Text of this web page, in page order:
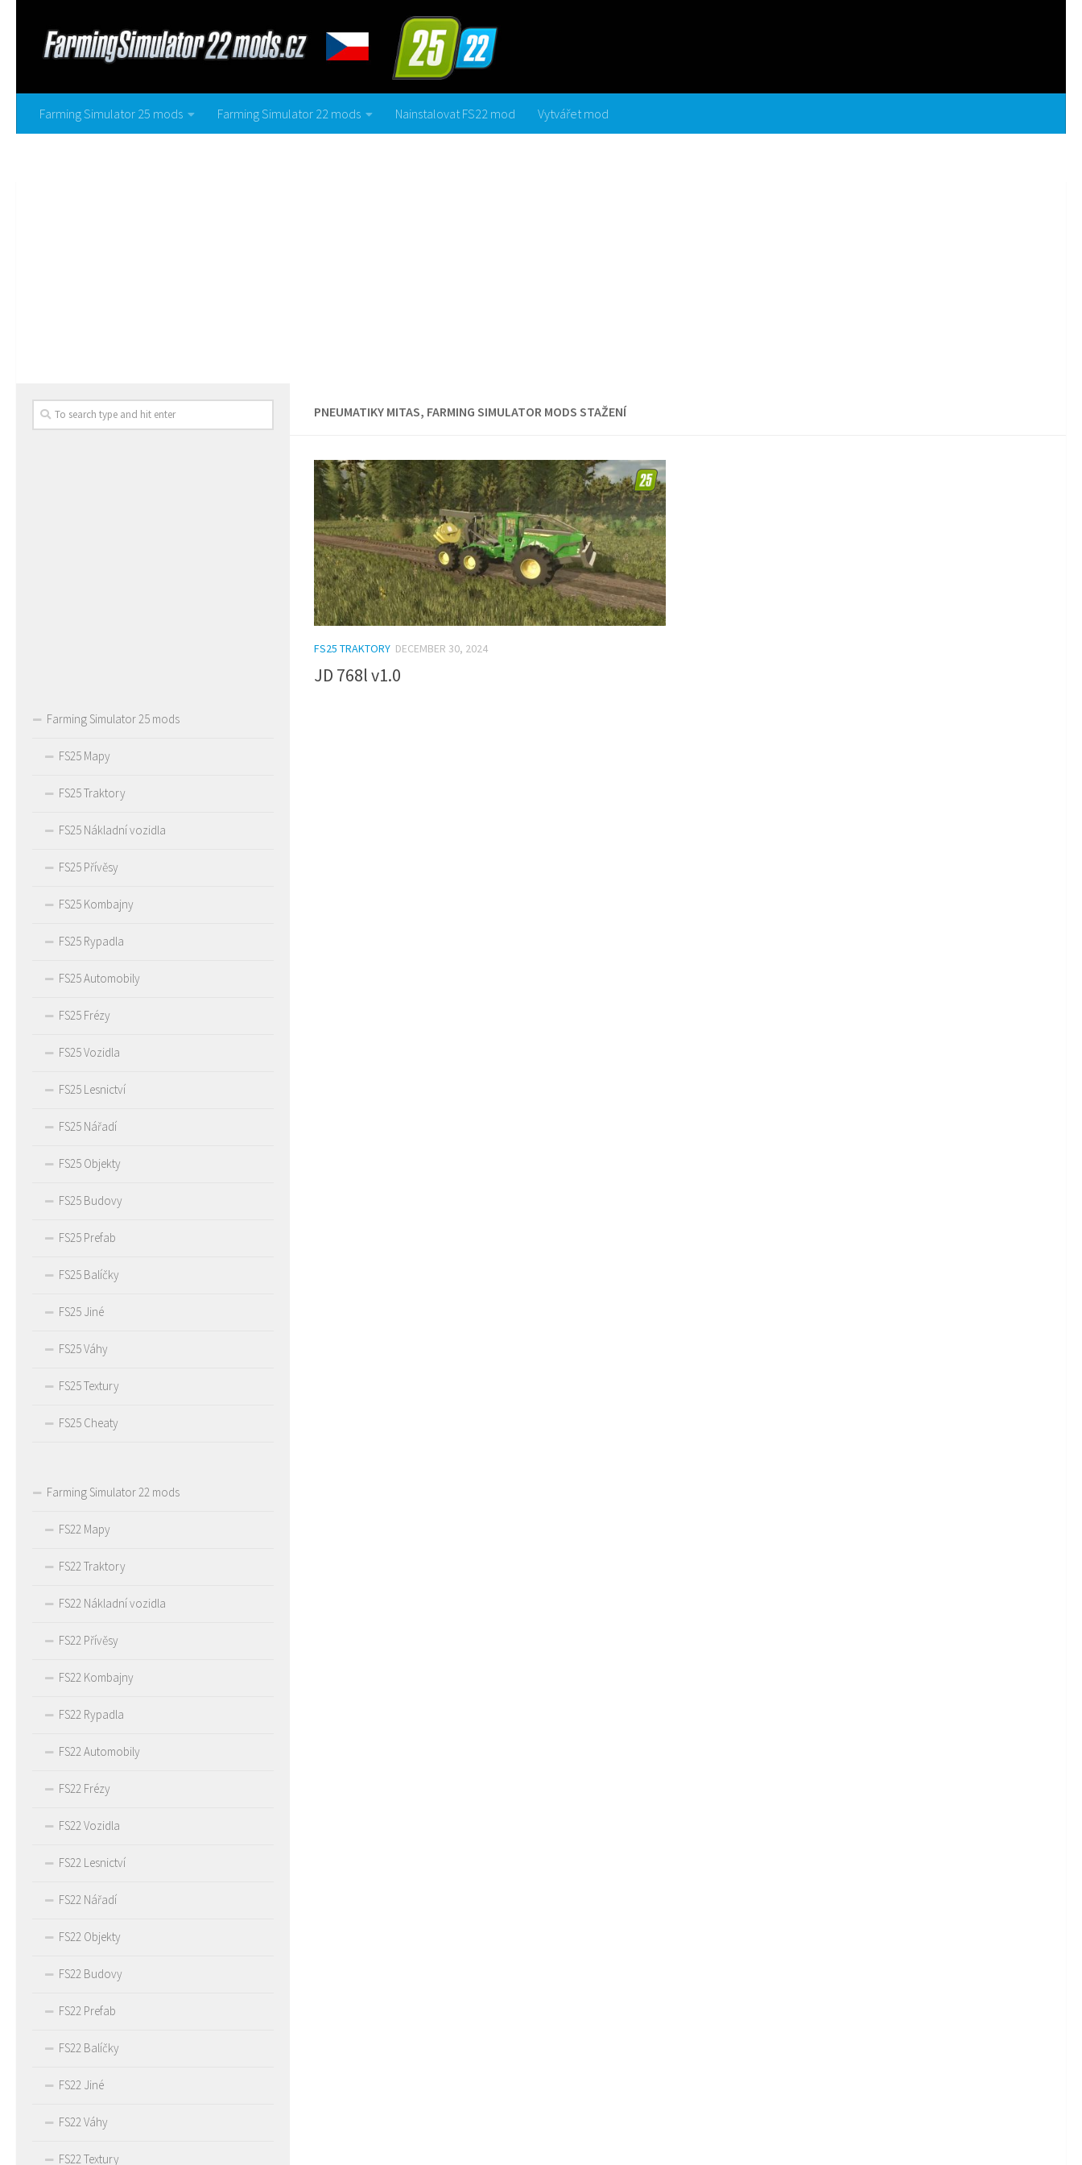
Farming Simulator 25 mods Farming Simulator 22 mods Nainstalovat FS22 mod Vytvářet mod
PNEUMATIKY MITAS, FARMING SIMULATOR MODS STAŽENÍ
FS25 TRAKTORY DECEMBER 30, 2024
JD 768l v1.0
Farming Simulator 25 mods
FS25 Mapy
FS25 Traktory
FS25 Nákladní vozidla
FS25 Přívěsy
FS25 Kombajny
FS25 Rypadla
FS25 Automobily
FS25 Frézy
FS25 Vozidla
FS25 Lesnictví
FS25 Nářadí
FS25 Objekty
FS25 Budovy
FS25 Prefab
FS25 Balíčky
FS25 Jiné
FS25 Váhy
FS25 Textury
FS25 Cheaty
Farming Simulator 22 mods
FS22 Mapy
FS22 Traktory
FS22 Nákladní vozidla
FS22 Přívěsy
FS22 Kombajny
FS22 Rypadla
FS22 Automobily
FS22 Frézy
FS22 Vozidla
FS22 Lesnictví
FS22 Nářadí
FS22 Objekty
FS22 Budovy
FS22 Prefab
FS22 Balíčky
FS22 Jiné
FS22 Váhy
FS22 Textury